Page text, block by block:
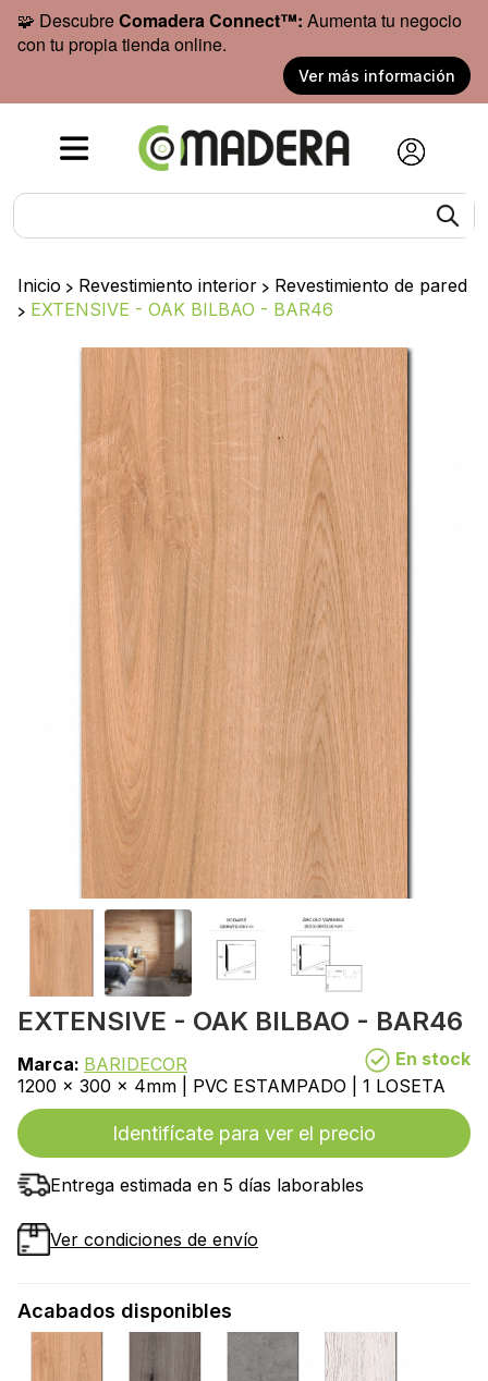
🧩 DescubreComadera Connect™: Aumenta tu negocio
con tu propia tienda online.
Ver más información
Inicio > Revestimiento interior > Revestimiento de pared
> EXTENSIVE - OAK BILBAO - BAR46
EXTENSIVE - OAK BILBAO - BAR46
Marca: BARIDECOR
En stock
1200 x 300 x 4mm | PVC ESTAMPADO | 1 LOSETA
Identifícate para ver el precio
Entrega estimada en 5 días laborables
Ver condiciones de envío
Acabados disponibles